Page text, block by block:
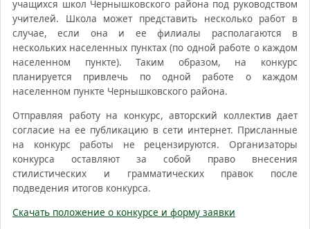
учащихся школ Чернышковского района под руководством
учителей. Школа может представить несколько работ в
случае, если она и ее филиалы располагаются в
нескольких населенных пунктах (по одной работе о каждом
населенном пункте). Таким образом, на конкурс
планируется привлечь по одной работе о каждом
населенном пункте Чернышковского района.
Отправляя работу на конкурс, авторский коллектив дает
согласие на ее публикацию в сети интернет. Присланные
на конкурс работы не рецензируются. Организаторы
конкурса оставляют за собой право внесения
стилистических и грамматических правок после
подведения итогов конкурса.
Скачать положение о конкурсе и форму заявки